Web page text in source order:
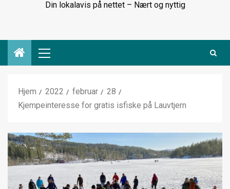
Din lokalavis på nettet – Nært og nyttig
Hjem 2022 februar
28
Kjempeinteresse for gratis isfiske på Lauvtjern